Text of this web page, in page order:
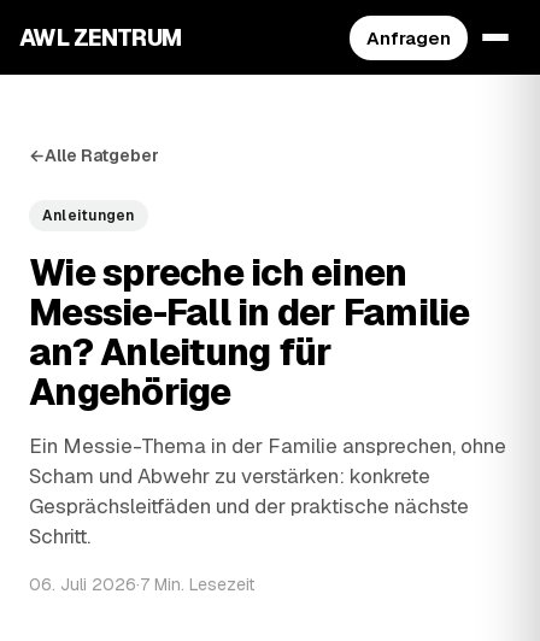
AWL ZENTRUM Anfragen
←Alle Ratgeber
Anleitungen
Wie spreche ich einen
Messie-Fall in der Familie
an? Anleitung für
Angehörige
Ein Messie-Thema in der Familie ansprechen, ohne
Scham und Abwehr zu verstärken: konkrete
Gesprächsleitfäden und der praktische nächste
Schritt.
06. Juli 2026·7 Min. Lesezeit